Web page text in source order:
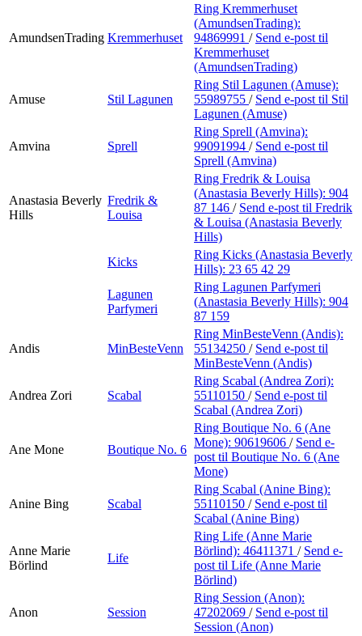
AmundsenTrading Kremmerhuset
Ring Kremmerhuset
(AmundsenTrading):
94869991 / Send e-post til
Kremmerhuset
(AmundsenTrading)
Amuse Stil Lagunen
Ring Stil Lagunen (Amuse):
55989755 / Send e-post til Stil
Lagunen (Amuse)
Amvina Sprell
Ring Sprell (Amvina):
99091994 / Send e-post til
Sprell (Amvina)
Anastasia Beverly
Hills
Fredrik &
Louisa
Ring Fredrik & Louisa
(Anastasia Beverly Hills): 904
87 146 / Send e-post til Fredrik
& Louisa (Anastasia Beverly
Hills)
Kicks
Ring Kicks (Anastasia Beverly
Hills): 23 65 42 29
Lagunen
Parfymeri
Ring Lagunen Parfymeri
(Anastasia Beverly Hills): 904
87 159
Andis MinBesteVenn
Ring MinBesteVenn (Andis):
55134250 / Send e-post til
MinBesteVenn (Andis)
Andrea Zori Scabal
Ring Scabal (Andrea Zori):
55110150 / Send e-post til
Scabal (Andrea Zori)
Ane Mone Boutique No. 6
Ring Boutique No. 6 (Ane
Mone): 90619606 / Send e-
post til Boutique No. 6 (Ane
Mone)
Anine Bing Scabal
Ring Scabal (Anine Bing):
55110150 / Send e-post til
Scabal (Anine Bing)
Anne Marie
Börlind
Life
Ring Life (Anne Marie
Börlind): 46411371 / Send e-
post til Life (Anne Marie
Börlind)
Anon Session
Ring Session (Anon):
47202069 / Send e-post til
Session (Anon)